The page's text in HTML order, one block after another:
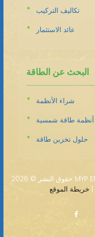
تكاليف التركيب
عائد الاستثمار
البحث عن الطاقة
شراء الأنظمة
أنظمة طاقة شمسية
حلول تخزين طاقة
حقوق النشر ©
| خريطة الموقع